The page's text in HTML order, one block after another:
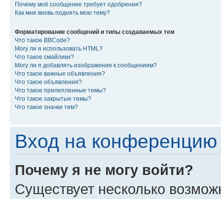
Почему моё сообщение требует одобрения?
Как мне вновь поднять мою тему?
Форматирование сообщений и типы создаваемых тем
Что такое BBCode?
Могу ли я использовать HTML?
Что такое смайлики?
Могу ли я добавлять изображения к сообщениям?
Что такое важные объявления?
Что такое объявления?
Что такое прилепленные темы?
Что такое закрытые темы?
Что такое значки тем?
Вход на конференцию
Почему я не могу войти?
Существует несколько